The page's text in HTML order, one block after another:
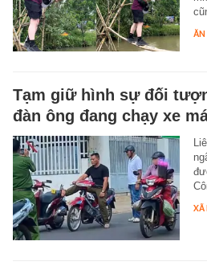
Tạm giữ hình sự đối
đàn ông đang chạy xe
XÃ